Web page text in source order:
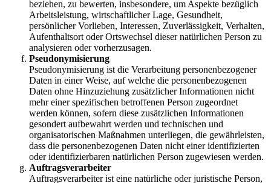
beziehen, zu bewerten, insbesondere, um Aspekte bezüglich
Arbeitsleistung, wirtschaftlicher Lage, Gesundheit,
persönlicher Vorlieben, Interessen, Zuverlässigkeit, Verhalten,
Aufenthaltsort oder Ortswechsel dieser natürlichen Person zu
analysieren oder vorherzusagen.
Pseudonymisierung
Pseudonymisierung ist die Verarbeitung personenbezogener
Daten in einer Weise, auf welche die personenbezogenen
Daten ohne Hinzuziehung zusätzlicher Informationen nicht
mehr einer spezifischen betroffenen Person zugeordnet
werden können, sofern diese zusätzlichen Informationen
gesondert aufbewahrt werden und technischen und
organisatorischen Maßnahmen unterliegen, die gewährleisten,
dass die personenbezogenen Daten nicht einer identifizierten
oder identifizierbaren natürlichen Person zugewiesen werden.
Auftragsverarbeiter
Auftragsverarbeiter ist eine natürliche oder juristische Person,